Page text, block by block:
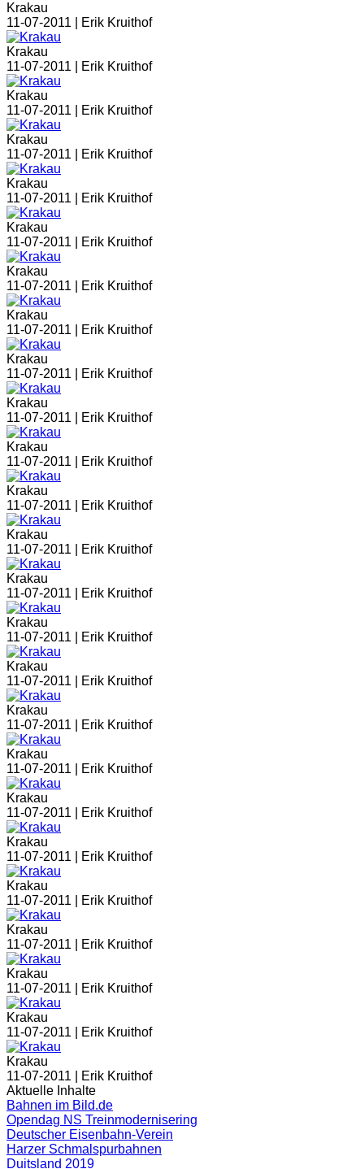
Krakau
11-07-2011 |
Erik Kruithof
Krakau
11-07-2011 |
Erik Kruithof
Krakau
11-07-2011 |
Erik Kruithof
Krakau
11-07-2011 |
Erik Kruithof
Krakau
11-07-2011 |
Erik Kruithof
Krakau
11-07-2011 |
Erik Kruithof
Krakau
11-07-2011 |
Erik Kruithof
Krakau
11-07-2011 |
Erik Kruithof
Krakau
11-07-2011 |
Erik Kruithof
Krakau
11-07-2011 |
Erik Kruithof
Krakau
11-07-2011 |
Erik Kruithof
Krakau
11-07-2011 |
Erik Kruithof
Krakau
11-07-2011 |
Erik Kruithof
Krakau
11-07-2011 |
Erik Kruithof
Krakau
11-07-2011 |
Erik Kruithof
Krakau
11-07-2011 |
Erik Kruithof
Krakau
11-07-2011 |
Erik Kruithof
Krakau
11-07-2011 |
Erik Kruithof
Krakau
11-07-2011 |
Erik Kruithof
Krakau
11-07-2011 |
Erik Kruithof
Krakau
11-07-2011 |
Erik Kruithof
Krakau
11-07-2011 |
Erik Kruithof
Krakau
11-07-2011 |
Erik Kruithof
Krakau
11-07-2011 |
Erik Kruithof
Krakau
11-07-2011 |
Erik Kruithof
Aktuelle Inhalte
Bahnen im Bild.de
Opendag NS Treinmodernisering
Deutscher Eisenbahn-Verein
Harzer Schmalspurbahnen
Duitsland 2019